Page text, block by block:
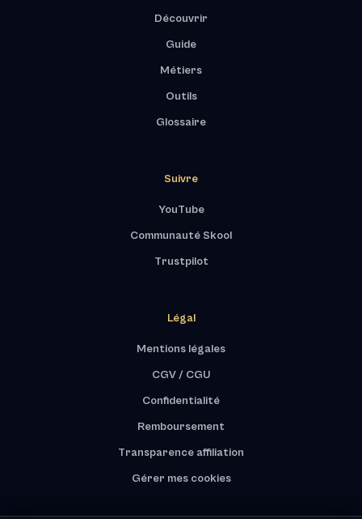
Découvrir
Guide
Métiers
Outils
Glossaire
Suivre
YouTube
Communauté Skool
Trustpilot
Légal
Mentions légales
CGV / CGU
Confidentialité
Remboursement
Transparence affiliation
Gérer mes cookies